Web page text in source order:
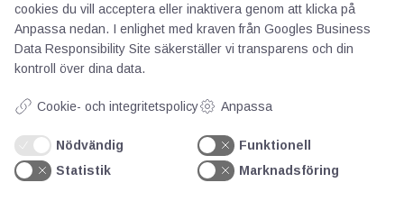
Priser
Kontakt
GDPR
SIFU
cookies du vill acceptera eller inaktivera genom att klicka på
Anpassa nedan. I enlighet med kraven från Googles Business
Data Responsibility Site säkerställer vi transparens och din
kontroll över dina data.
Cookie- och integritetspolicy Anpassa
Nödvändig
Funktionell
Statistik
Marknadsföring